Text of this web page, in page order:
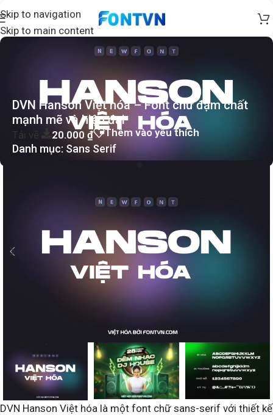
Skip to navigation
Skip to main content
DVN Hanson Việt hóa – Font chữ đậm chất
mạnh mẽ và hiện đại
Tải về 20.000 ₫ Thêm vào yêu thích
Danh mục: Sans Serif
DVN Hanson Việt hóa là một font chữ sans-serif với thiết kế